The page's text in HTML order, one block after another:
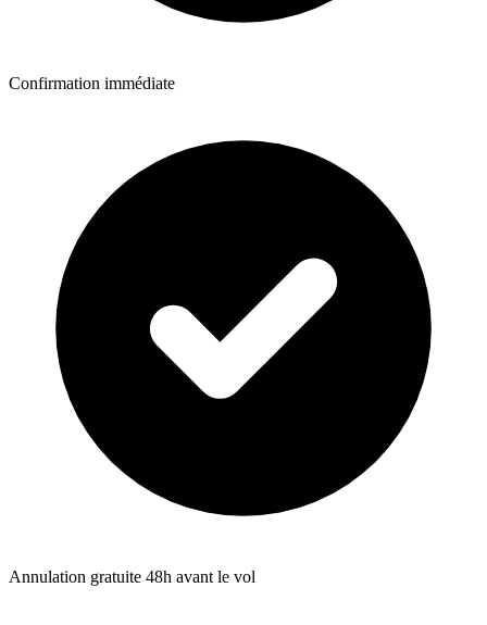
Confirmation immédiate
Annulation gratuite 48h avant le vol